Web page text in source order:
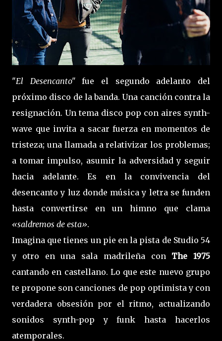
"El Desencanto"fue el segundo adelanto del
próximo disco de la banda. Una canción contra la
resignación. Un tema disco pop con aires synth-
wave que invita a sacar fuerza en momentos de
tristeza; una llamada a relativizar los problemas;
a tomar impulso, asumir la adversidad y seguir
hacia adelante. Es en la convivencia del
desencanto y luz donde música y letra se funden
hasta convertirse en un himno que clama
«saldremos de esta».
Imagina que tienes un pie en la pista de Studio 54
y otro en una sala madrileña con The 1975
cantando en castellano. Lo que este nuevo grupo
te propone son canciones de pop optimista y con
verdadera obsesión por el ritmo, actualizando
sonidos synth-pop y funk hasta hacerlos
atemporales.